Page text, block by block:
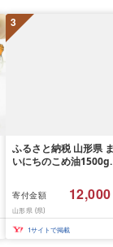
3
ふるさと納税 山形県
いにちのこめ油
寄付金額 12,000
山形県 (県)
1サイトで掲載